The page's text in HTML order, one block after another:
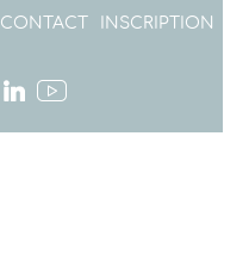
CONTACT INSCRIPTION